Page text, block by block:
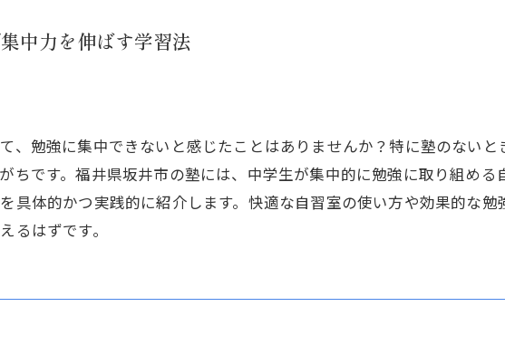
中力を伸ばす学習法
、勉強に集中できないと感じたことはありませんか？特に塾のない
ちです。福井県坂井市の塾には、中学生が集中的に勉強に取り組める
具体的かつ実践的に紹介します。快適な自習室の使い方や効果的な勉
るはずです。